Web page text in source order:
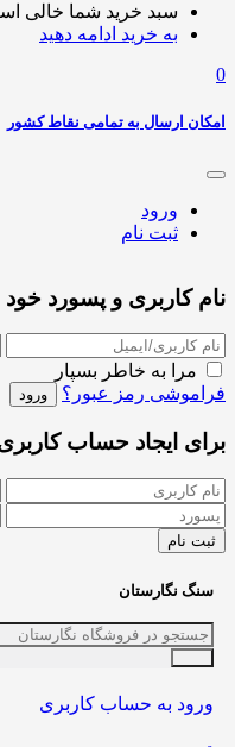
سبد خرید شما خالی
به خرید ادامه دهید
0
امکان ارسال به تمامی نقاط کشور
ورود
ثبت نام
نام کاربری و پسورد خود
مرا به خاطر بسپار
فراموشی رمز عبور؟
برای ایجاد حساب
سنگ نگارستان
ورود به حساب کاربری